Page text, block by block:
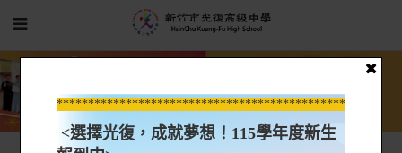
*****************************************************
<選擇光復，成就夢想！115學年度新生